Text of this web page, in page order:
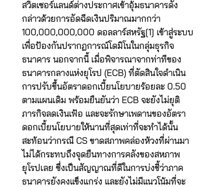
สวิตเซอร์แลนด์ต่างประกาศเข้าอุ้มธนาคารดัง
กล่าวด้วยการอัดฉีดเงินปริมาณมากกว่า
100,000,000,000 ดอลลาร์สหรัฐ[1] เข้าสู่ระบบ
เพื่อป้องกันปรากฏการณ์โดมิโนในกลุ่มธุรกิจ
ธนาคาร นอกจากนี้ เมื่อพิจารณาจากท่าทีของ
ธนาคารกลางแห่งยุโรป (ECB) ที่ตัดสินใจดำเนิน
การปรับขึ้นอัตราดอกเบี้ยนโยบายร้อยละ 0.50
ตามแผนเดิม พร้อมยืนยันว่า ECB จะยังไม่ยุติ
ภารกิจลดเงินเฟ้อ และจะรักษาเพดานของอัตรา
ดอกเบี้ยนโยบายให้นานที่สุดเท่าที่จะทำได้นั้น
สะท้อนว่ากรณี CS ขาดสภาพคล่องห้วงที่ผ่านมา
ไม่ได้กระทบถึงจุดยืนทางการคลังของสหภาพ
ยุโรปเลย ซึ่งเป็นสัญญาณที่ดีในการบ่งชี้ว่าภาค
ธนาคารยังคงแข็งแกร่ง และยังไม่มีแนวโน้มที่จะ